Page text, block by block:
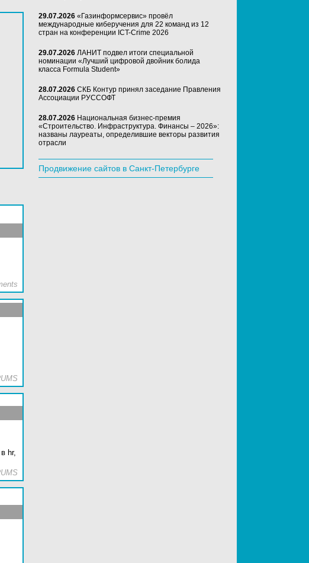
hr,
29.07.2026 «Газинформсервис» провёл
международные киберучения для 22 команд из 12
стран на конференции ICT-Crime 2026
29.07.2026 ЛАНИТ подвел итоги специальной
номинации «Лучший цифровой двойник болида
класса Formula Student»
28.07.2026 СКБ Контур принял заседание Правления
Ассоциации РУССОФТ
28.07.2026 Национальная бизнес-премия
«Строительство. Инфраструктура. Финансы – 2026»:
названы лауреаты, определившие векторы развития
отрасли
Продвижение сайтов в Санкт-Петербурге